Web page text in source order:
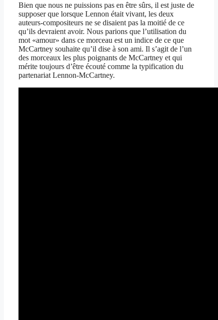
Bien que nous ne puissions pas en être sûrs, il est juste de
supposer que lorsque Lennon était vivant, les deux
auteurs-compositeurs ne se disaient pas la moitié de ce
qu’ils devraient avoir. Nous parions que l’utilisation du
mot «amour» dans ce morceau est un indice de ce que
McCartney souhaite qu’il dise à son ami. Il s’agit de l’un
des morceaux les plus poignants de McCartney et qui
mérite toujours d’être écouté comme la typification du
partenariat Lennon-McCartney.